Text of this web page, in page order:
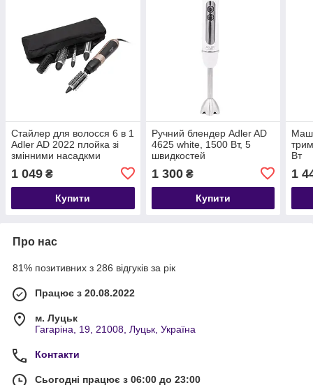
Стайлер для волосся 6 в 1
Adler AD 2022 плойка зі
змінними насадкми
1 049 ₴
Купити
Ручний блендер Adler AD
4625 white, 1500 Вт, 5
швидкостей
1 300₴
Купити
Вт
1
Про нас
81% позитивних з 286 відгуків за рік
Працює з 20.08.2022
м. Луцьк
Гагаріна, 19, 21008, Луцьк, Україна
Контакти
Сьогодні працює з 06:00 до 23:00